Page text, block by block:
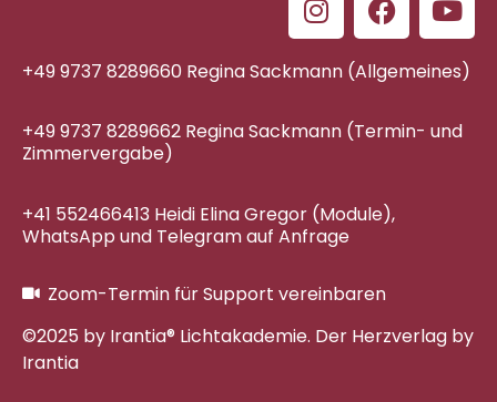
+49 9737 8289660 Regina Sackmann (Allgemeines)
+49 9737 8289662 Regina Sackmann (Termin- und
Zimmervergabe)
+41 552466413 Heidi Elina Gregor (Module),
WhatsApp und Telegram auf Anfrage
Zoom-Termin für Support vereinbaren
©2025 by Irantia® Lichtakademie. Der Herzverlag by
Irantia